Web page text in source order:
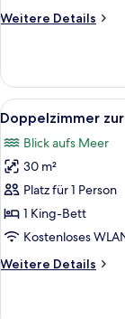
Weitere Details
Weitere
zur
Einzelnutzung
Alle
Fotos
für
Doppelzimmer
zur
Einzelnutzung,
Meerblick
5
Doppelzimmer
Blick aufs Meer
30 m²
Platz für 1 Person
1 King-Bett
Kostenloses
Weitere Details
Weitere